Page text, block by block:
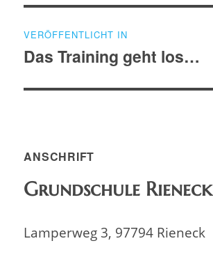
VERÖFFENTLICHT IN
Das Training geht los…
ANSCHRIFT
Grundschule Rieneck
Lamperweg 3, 97794 Rieneck